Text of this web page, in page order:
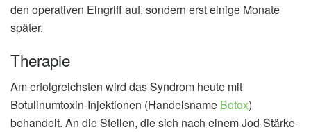
den operativen Eingriff auf, sondern erst einige Monate
später.
Therapie
Am erfolgreichsten wird das Syndrom heute mit
Botulinumtoxin-Injektionen (Handelsname Botox)
behandelt. An die Stellen, die sich nach einem Jod-Stärke-